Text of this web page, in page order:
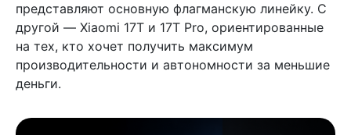
представляют основную флагманскую линейку. С
другой — Xiaomi 17T и 17T Pro, ориентированные
на тех, кто хочет получить максимум
производительности и автономности за меньшие
деньги.